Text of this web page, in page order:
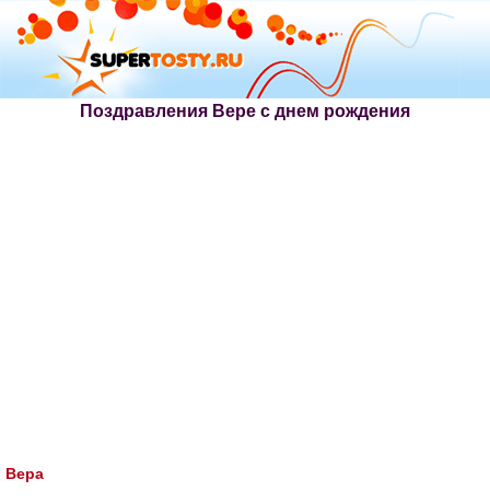
Поздравления Вере с днем рождения
Вера